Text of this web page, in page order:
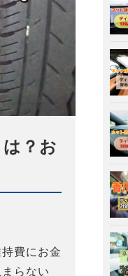
？お
費にお金
らない